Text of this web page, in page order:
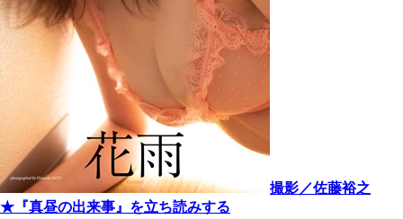
撮影／佐藤裕之
★『真昼の出来事』を立ち読みする